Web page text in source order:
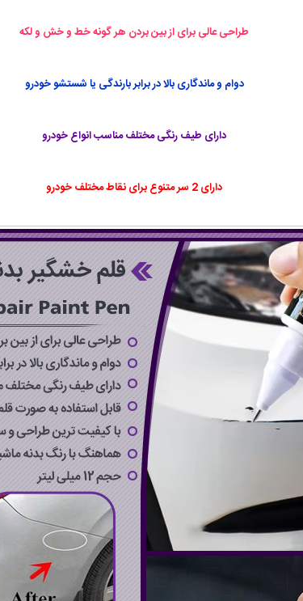
طراحی عالی برای از بین بردن هر گونه خط و خش و لکه
دوام و ماندگاری بالا در برابر بارندگی یا شستشو خودرو
دارای طیف رنگی مختلف مناسب انواع خودرو
دارای 2 سر متنوع برای نقاط مختلف خودرو